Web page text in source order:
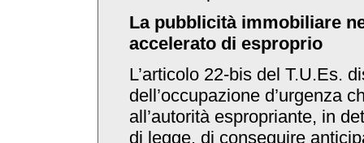
La pubblicità immobiliare
accelerato di esproprio
L’articolo 22-bis del T.U.Es.
dell’occupazione d’urgenza
all’autorità espropriante, in
di legge, di conseguire